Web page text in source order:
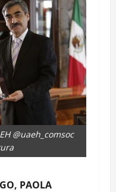
@uaeh_comsoc
PAOLA